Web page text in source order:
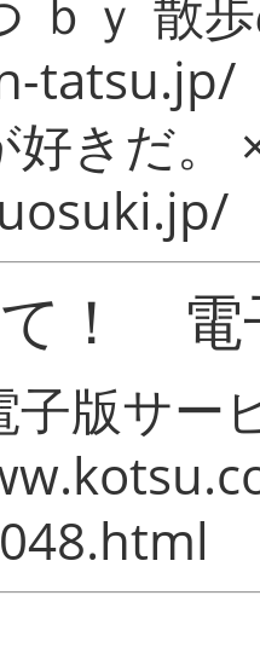
ｂｙ 散
tatsu.jp/
好きだ。
て！ 電
子版サー